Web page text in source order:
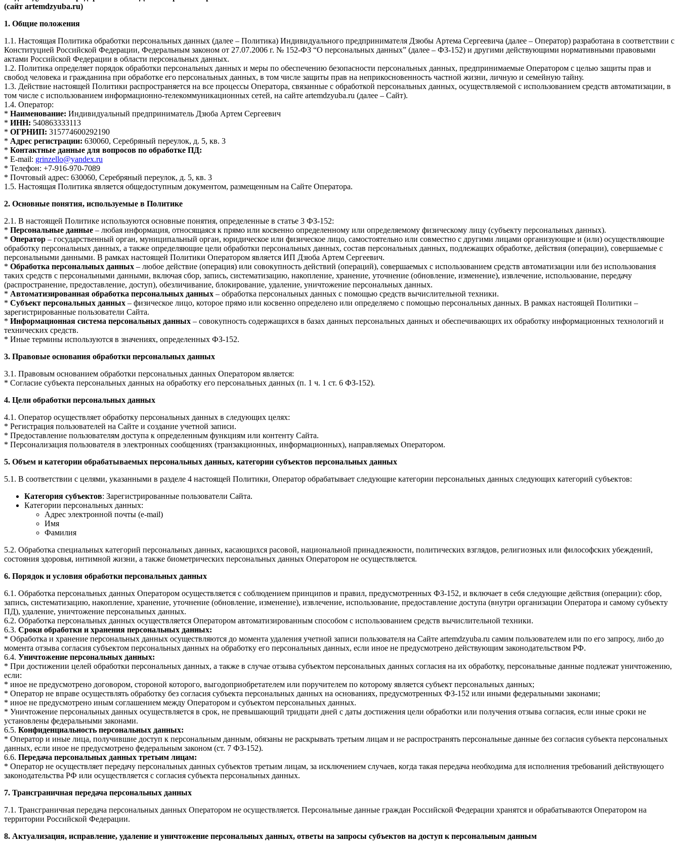
(сайт artemdzyuba.ru)
1. Общие положения
1.1. Настоящая Политика обработки персональных данных (далее – Политика) Индивидуального предпринимателя Дзюбы Артема Сергеевича (далее – Оператор) разработана в соответствии с
Конституцией Российской Федерации, Федеральным законом от 27.07.2006 г. № 152-ФЗ “О персональных данных” (далее – ФЗ-152) и другими действующими нормативными правовыми
актами Российской Федерации в области персональных данных.
1.2. Политика определяет порядок обработки персональных данных и меры по обеспечению безопасности персональных данных, предпринимаемые Оператором с целью защиты прав и
свобод человека и гражданина при обработке его персональных данных, в том числе защиты прав на неприкосновенность частной жизни, личную и семейную тайну.
1.3. Действие настоящей Политики распространяется на все процессы Оператора, связанные с обработкой персональных данных, осуществляемой с использованием средств автоматизации, в
том числе с использованием информационно-телекоммуникационных сетей, на сайте artemdzyuba.ru (далее – Сайт).
1.4. Оператор:
* Наименование: Индивидуальный предприниматель Дзюба Артем Сергеевич
* ИНН: 540863333113
* ОГРНИП: 315774600292190
* Адрес регистрации: 630060, Серебряный переулок, д. 5, кв. 3
* Контактные данные для вопросов по обработке ПД:
* E-mail: grinzello@yandex.ru
* Телефон: +7-916-970-7089
* Почтовый адрес: 630060, Серебряный переулок, д. 5, кв. 3
1.5. Настоящая Политика является общедоступным документом, размещенным на Сайте Оператора.
2. Основные понятия, используемые в Политике
2.1. В настоящей Политике используются основные понятия, определенные в статье 3 ФЗ-152:
* Персональные данные – любая информация, относящаяся к прямо или косвенно определенному или определяемому физическому лицу (субъекту персональных данных).
* Оператор – государственный орган, муниципальный орган, юридическое или физическое лицо, самостоятельно или совместно с другими лицами организующие и (или) осуществляющие
обработку персональных данных, а также определяющие цели обработки персональных данных, состав персональных данных, подлежащих обработке, действия (операции), совершаемые с
персональными данными. В рамках настоящей Политики Оператором является ИП Дзюба Артем Сергеевич.
* Обработка персональных данных – любое действие (операция) или совокупность действий (операций), совершаемых с использованием средств автоматизации или без использования
таких средств с персональными данными, включая сбор, запись, систематизацию, накопление, хранение, уточнение (обновление, изменение), извлечение, использование, передачу
(распространение, предоставление, доступ), обезличивание, блокирование, удаление, уничтожение персональных данных.
* Автоматизированная обработка персональных данных – обработка персональных данных с помощью средств вычислительной техники.
* Субъект персональных данных – физическое лицо, которое прямо или косвенно определено или определяемо с помощью персональных данных. В рамках настоящей Политики –
зарегистрированные пользователи Сайта.
* Информационная система персональных данных – совокупность содержащихся в базах данных персональных данных и обеспечивающих их обработку информационных технологий и
технических средств.
* Иные термины используются в значениях, определенных ФЗ-152.
3. Правовые основания обработки персональных данных
3.1. Правовым основанием обработки персональных данных Оператором является:
* Согласие субъекта персональных данных на обработку его персональных данных (п. 1 ч. 1 ст. 6 ФЗ-152).
4. Цели обработки персональных данных
4.1. Оператор осуществляет обработку персональных данных в следующих целях:
* Регистрация пользователей на Сайте и создание учетной записи.
* Предоставление пользователям доступа к определенным функциям или контенту Сайта.
* Персонализация пользователя в электронных сообщениях (транзакционных, информационных), направляемых Оператором.
5. Объем и категории обрабатываемых персональных данных, категории субъектов персональных данных
5.1. В соответствии с целями, указанными в разделе 4 настоящей Политики, Оператор обрабатывает следующие категории персональных данных следующих категорий субъектов:
Категория субъектов: Зарегистрированные пользователи Сайта.
Категории персональных данных:
Адрес электронной почты (e-mail)
Имя
Фамилия
5.2. Обработка специальных категорий персональных данных, касающихся расовой, национальной принадлежности, политических взглядов, религиозных или философских убеждений,
состояния здоровья, интимной жизни, а также биометрических персональных данных Оператором не осуществляется.
6. Порядок и условия обработки персональных данных
6.1. Обработка персональных данных Оператором осуществляется с соблюдением принципов и правил, предусмотренных ФЗ-152, и включает в себя следующие действия (операции): сбор,
запись, систематизацию, накопление, хранение, уточнение (обновление, изменение), извлечение, использование, предоставление доступа (внутри организации Оператора и самому субъекту
ПД), удаление, уничтожение персональных данных.
6.2. Обработка персональных данных осуществляется Оператором автоматизированным способом с использованием средств вычислительной техники.
6.3. Сроки обработки и хранения персональных данных:
* Обработка и хранение персональных данных осуществляются до момента удаления учетной записи пользователя на Сайте artemdzyuba.ru самим пользователем или по его запросу, либо до
момента отзыва согласия субъектом персональных данных на обработку его персональных данных, если иное не предусмотрено действующим законодательством РФ.
6.4. Уничтожение персональных данных:
* При достижении целей обработки персональных данных, а также в случае отзыва субъектом персональных данных согласия на их обработку, персональные данные подлежат уничтожению,
если:
* иное не предусмотрено договором, стороной которого, выгодоприобретателем или поручителем по которому является субъект персональных данных;
* Оператор не вправе осуществлять обработку без согласия субъекта персональных данных на основаниях, предусмотренных ФЗ-152 или иными федеральными законами;
* иное не предусмотрено иным соглашением между Оператором и субъектом персональных данных.
* Уничтожение персональных данных осуществляется в срок, не превышающий тридцати дней с даты достижения цели обработки или получения отзыва согласия, если иные сроки не
установлены федеральными законами.
6.5. Конфиденциальность персональных данных:
* Оператор и иные лица, получившие доступ к персональным данным, обязаны не раскрывать третьим лицам и не распространять персональные данные без согласия субъекта персональных
данных, если иное не предусмотрено федеральным законом (ст. 7 ФЗ-152).
6.6. Передача персональных данных третьим лицам:
* Оператор не осуществляет передачу персональных данных субъектов третьим лицам, за исключением случаев, когда такая передача необходима для исполнения требований действующего
законодательства РФ или осуществляется с согласия субъекта персональных данных.
7. Трансграничная передача персональных данных
7.1. Трансграничная передача персональных данных Оператором не осуществляется. Персональные данные граждан Российской Федерации хранятся и обрабатываются Оператором на
территории Российской Федерации.
8. Актуализация, исправление, удаление и уничтожение персональных данных, ответы на запросы субъектов на доступ к персональным данным